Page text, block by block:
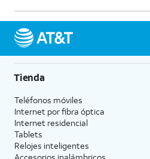
Tienda
Teléfonos móviles
Internet por fibra óptica
Internet residencial
Tablets
Relojes inteligentes